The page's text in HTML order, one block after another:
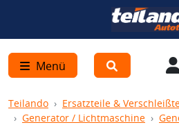
Menü
Teilando Ersatzteile &
Generator / Lichtmaschine